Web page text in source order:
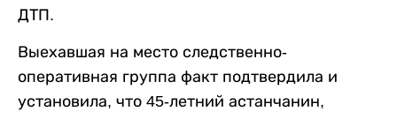
ДТП.
Выехавшая на место следственно-
оперативная группа факт подтвердила и
установила, что 45-летний астанчанин,